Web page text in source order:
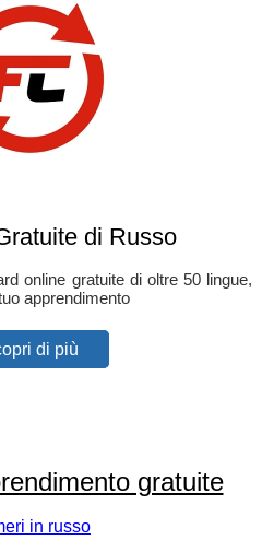
di Russo
online gratuite di oltre 50 lingue,
apprendimento
di più
gratuite
in russo